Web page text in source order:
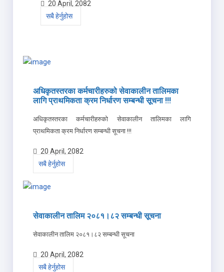
20 April, 2082
सबै हेर्नुहोस
अधिकृतस्तरका कर्मचारीहरुको सेवाकालीन तालिमका
लागि प्राथमिकता क्रम निर्धारण सम्बन्धी सूचना !!!
अधिकृतस्तरका कर्मचारीहरुको सेवाकालीन तालिमका लागि
प्राथमिकता क्रम निर्धारण सम्बन्धी सूचना !!!
20 April, 2082
सबै हेर्नुहोस
सेवाकालीन तालिम २०८१।८२ सम्बन्धी सूचना
सेवाकालीन तालिम २०८१।८२ सम्बन्धी सूचना
20 April, 2082
सबै हेर्नुहोस